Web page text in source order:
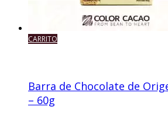
CARRITO
Barra de Chocolate de
– 60g